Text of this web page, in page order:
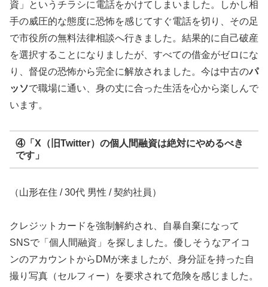
資」というチラシに電話をかけてしまいました。しかし相
手の威圧的な態度に恐怖を感じてすぐ電話を切り、その足
で市役所の無料法律相談へ行きました。結果的に自己破産
を選択することになりましたが、すべての借金がゼロにな
り、督促の恐怖から完全に解放されました。今は中古のパ
ッソで職場に通い、身の丈に合った生活を心から楽しんで
います。
④「X（旧Twitter）の個人間融資は絶対にやめるべき
です」
（山形在住 / 30代 男性 / 契約社員）
クレジットカードを強制解約され、自暴自棄になって
SNSで「個人間融資」を探しました。優しそうなアイコ
ンのアカウントからDMが来ましたが、身分証を持った自
撮り写真（セルフィー）を要求されて危険を感じました。